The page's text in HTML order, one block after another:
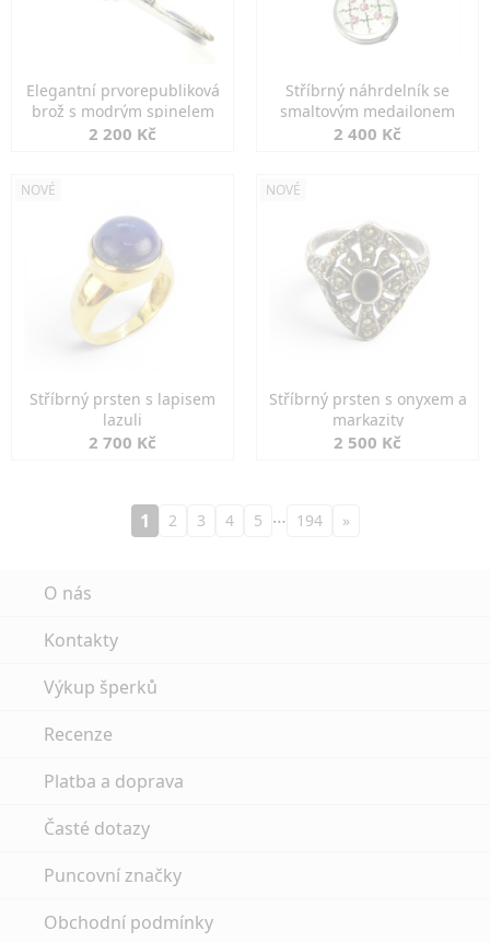
Elegantní prvorepubliková
brož s modrým spinelem
2 200 Kč
Stříbrný náhrdelník se
smaltovým medailonem
2 400 Kč
NOVÉ
Stříbrný prsten s lapisem
lazuli
2 700 Kč
NOVÉ
Stříbrný prsten s onyxem a
markazity
2 500 Kč
1 2 3 4 5 … 194 »
O nás
Kontakty
Výkup šperků
Recenze
Platba a doprava
Časté dotazy
Puncovní značky
Obchodní podmínky